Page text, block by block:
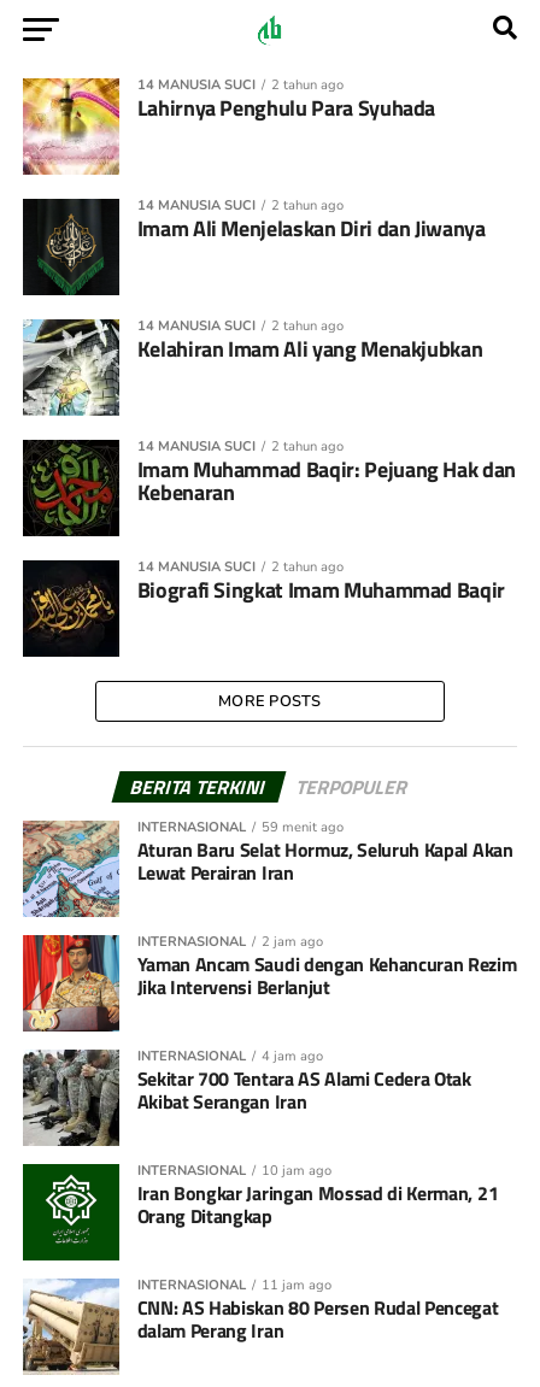
14 MANUSIA SUCI 2 tahun ago
Lahirnya Penghulu Para Syuhada
14 MANUSIA SUCI 2 tahun ago
Imam Ali Menjelaskan Diri dan Jiwanya
14 MANUSIA SUCI 2 tahun ago
Kelahiran Imam Ali yang Menakjubkan
14 MANUSIA SUCI 2 tahun ago
Imam Muhammad Baqir: Pejuang Hak dan
Kebenaran
14 MANUSIA SUCI 2 tahun ago
Biografi Singkat Imam Muhammad Baqir
MORE POSTS
BERITA TERKINI TERPOPULER
INTERNASIONAL 59 menit ago
Aturan Baru Selat Hormuz, Seluruh Kapal Akan
Lewat Perairan Iran
INTERNASIONAL 2 jam ago
Yaman Ancam Saudi dengan Kehancuran Rezim
Jika Intervensi Berlanjut
INTERNASIONAL 4 jam ago
Sekitar 700 Tentara AS Alami Cedera Otak
Akibat Serangan Iran
INTERNASIONAL 10 jam ago
Iran Bongkar Jaringan Mossad di Kerman, 21
Orang Ditangkap
INTERNASIONAL 11 jam ago
CNN: AS Habiskan 80 Persen Rudal Pencegat
dalam Perang Iran